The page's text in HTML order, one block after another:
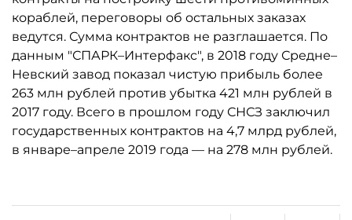
кораблей, переговоры об остальных заказах
ведутся. Сумма контрактов не разглашается. По
данным "СПАРК–Интерфакс", в 2018 году Средне–
Невский завод показал чистую прибыль более
263 млн рублей против убытка 421 млн рублей в
2017 году. Всего в прошлом году СНСЗ заключил
государственных контрактов на 4,7 млрд рублей,
в январе–апреле 2019 года — на 278 млн рублей.